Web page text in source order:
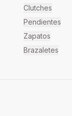
Clutches
Pendientes
Zapatos
Brazaletes